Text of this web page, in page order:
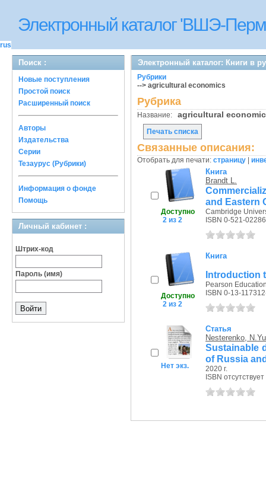
Электронный каталог 'ВШЭ-
rus
Поиск :
Новые поступления
Простой поиск
Расширенный поиск
Авторы
Издательства
Серии
Тезаурус (Рубрики)
Информация о фонде
Помощь
Личный кабинет :
Штрих-код
Пароль (имя)
Электронный каталог: Книги в
Рубрики
--> agricultural economics
Рубрика
Название: agricultural
Печать списка
Связанные описания:
Отобрать для печати: страницу
Доступно
2 из 2
Книга
Brandt L.
and Eastern
Cambridge
ISBN 0-521-
Доступно
2 из 2
Книга
Introduction
Pearson
ISBN 0-13-
Нет экз.
Статья
Nesterenko,
Sustainable
of Russia
2020 г.
ISBN отсутствует